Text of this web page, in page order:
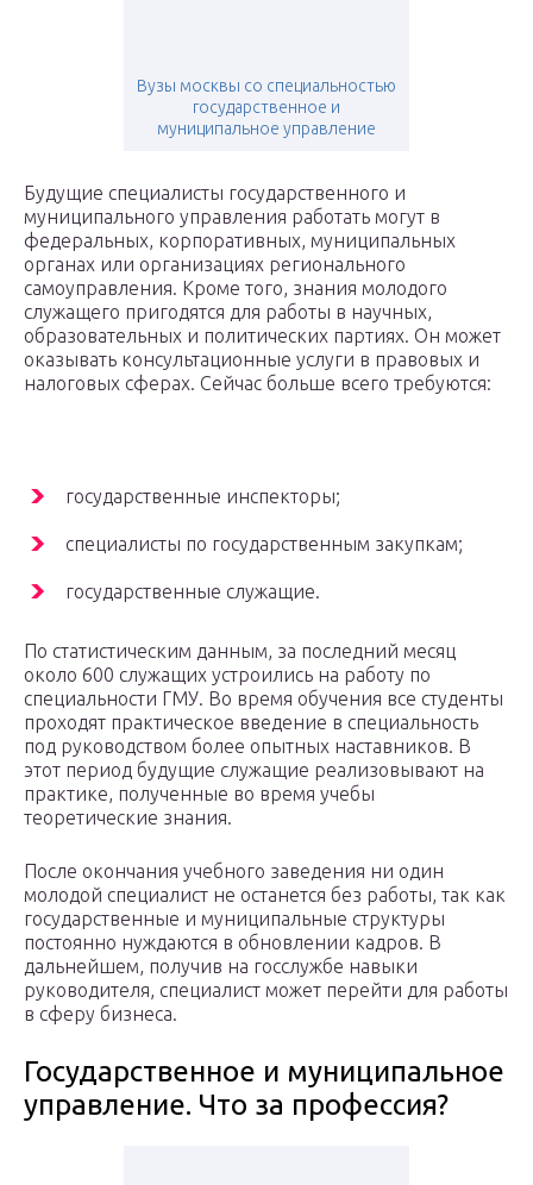
Вузы москвы со специальностью
государственное и
муниципальное управление
Будущие специалисты государственного и
муниципального управления работать могут в
федеральных, корпоративных, муниципальных
органах или организациях регионального
самоуправления. Кроме того, знания молодого
служащего пригодятся для работы в научных,
образовательных и политических партиях. Он может
оказывать консультационные услуги в правовых и
налоговых сферах. Сейчас больше всего требуются:
государственные инспекторы;
специалисты по государственным закупкам;
государственные служащие.
По статистическим данным, за последний месяц
около 600 служащих устроились на работу по
специальности ГМУ. Во время обучения все студенты
проходят практическое введение в специальность
под руководством более опытных наставников. В
этот период будущие служащие реализовывают на
практике, полученные во время учебы
теоретические знания.
После окончания учебного заведения ни один
молодой специалист не останется без работы, так как
государственные и муниципальные структуры
постоянно нуждаются в обновлении кадров. В
дальнейшем, получив на госслужбе навыки
руководителя, специалист может перейти для работы
в сферу бизнеса.
Государственное и муниципальное
управление. Что за профессия?